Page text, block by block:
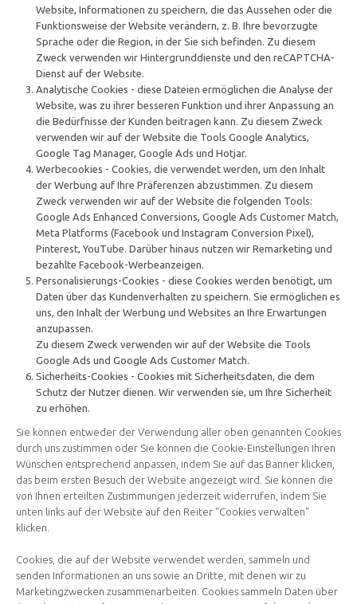
Website, Informationen zu speichern, die das Aussehen oder die
Funktionsweise der Website verändern, z. B. Ihre bevorzugte
Sprache oder die Region, in der Sie sich befinden. Zu diesem
Zweck verwenden wir Hintergrunddienste und den reCAPTCHA-
Dienst auf der Website.
Analytische Cookies - diese Dateien ermöglichen die Analyse der
Website, was zu ihrer besseren Funktion und ihrer Anpassung an
die Bedürfnisse der Kunden beitragen kann. Zu diesem Zweck
verwenden wir auf der Website die Tools Google Analytics,
Google Tag Manager, Google Ads und Hotjar.
Werbecookies - Cookies, die verwendet werden, um den Inhalt
der Werbung auf Ihre Präferenzen abzustimmen. Zu diesem
Zweck verwenden wir auf der Website die folgenden Tools:
Google Ads Enhanced Conversions, Google Ads Customer Match,
Meta Platforms (Facebook und Instagram Conversion Pixel),
Pinterest, YouTube. Darüber hinaus nutzen wir Remarketing und
bezahlte Facebook-Werbeanzeigen.
Personalisierungs-Cookies - diese Cookies werden benötigt, um
Daten über das Kundenverhalten zu speichern. Sie ermöglichen es
uns, den Inhalt der Werbung und Websites an Ihre Erwartungen
anzupassen.
Zu diesem Zweck verwenden wir auf der Website die Tools
Google Ads und Google Ads Customer Match.
Sicherheits-Cookies - Cookies mit Sicherheitsdaten, die dem
Schutz der Nutzer dienen. Wir verwenden sie, um Ihre Sicherheit
zu erhöhen.
Sie können entweder der Verwendung aller oben genannten Cookies
durch uns zustimmen oder Sie können die Cookie-Einstellungen Ihren
Wünschen entsprechend anpassen, indem Sie auf das Banner klicken,
das beim ersten Besuch der Website angezeigt wird. Sie können die
von Ihnen erteilten Zustimmungen jederzeit widerrufen, indem Sie
unten links auf der Website auf den Reiter "Cookies verwalten"
klicken.
Cookies, die auf der Website verwendet werden, sammeln und
senden Informationen an uns sowie an Dritte, mit denen wir zu
Marketingzwecken zusammenarbeiten. Cookies sammeln Daten über